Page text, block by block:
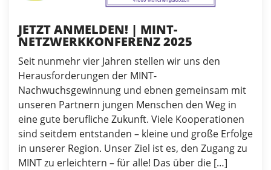
JETZT ANMELDEN! | MINT-
NETZWERKKONFERENZ 2025
Seit nunmehr vier Jahren stellen wir uns den
Herausforderungen der MINT-
Nachwuchsgewinnung und ebnen gemeinsam mit
unseren Partnern jungen Menschen den Weg in
eine gute berufliche Zukunft. Viele Kooperationen
sind seitdem entstanden – kleine und große Erfolge
in unserer Region. Unser Ziel ist es, den Zugang zu
MINT zu erleichtern – für alle! Das über die […]